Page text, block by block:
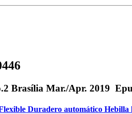
Brasília Mar./Apr. 2019
Duradero automático Hebilla